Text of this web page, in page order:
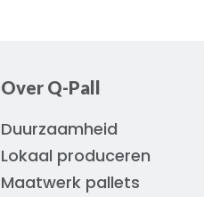
Over Q-Pall
Duurzaamheid
Lokaal produceren
Maatwerk pallets